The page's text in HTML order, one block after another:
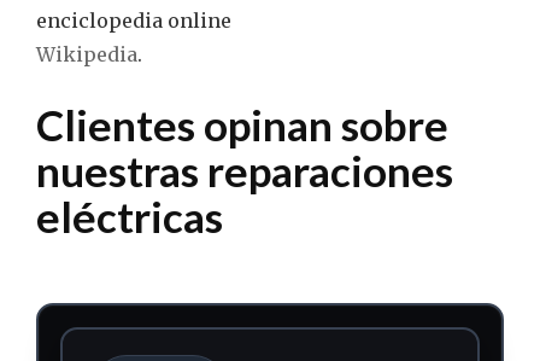
enciclopedia online
Wikipedia.
Clientes opinan sobre
nuestras reparaciones
eléctricas